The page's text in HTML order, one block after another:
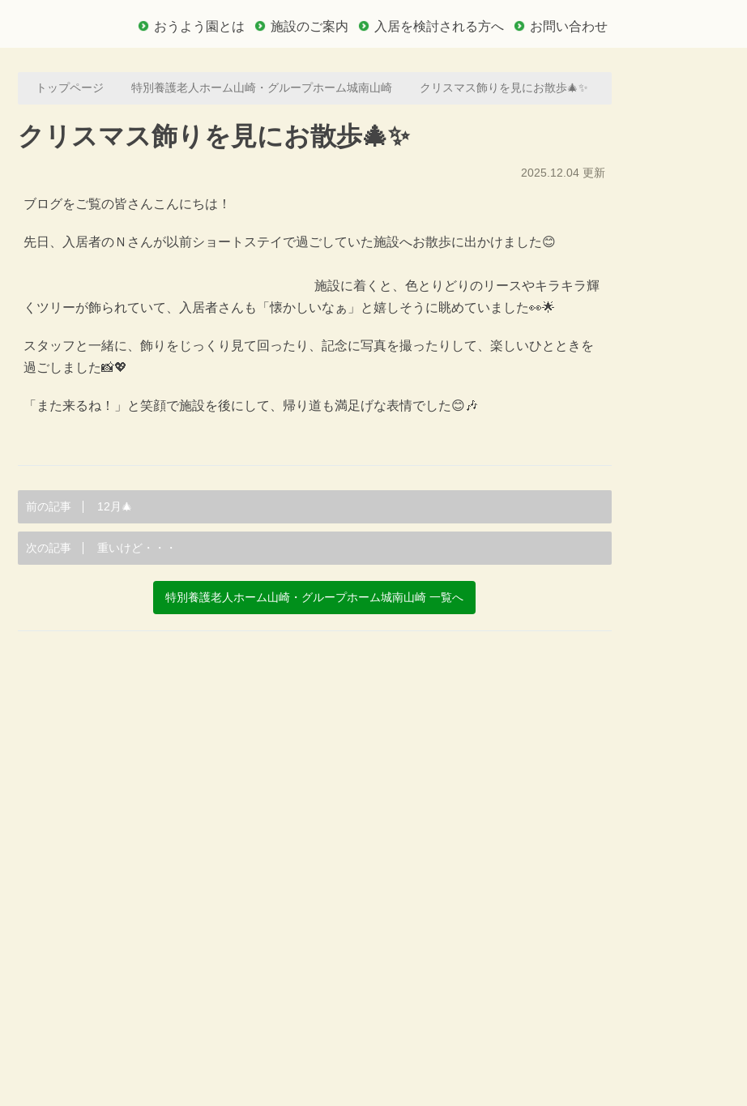
おうよう園とは 施設のご案内 入居を検討される方へ お問い合わせ
トップページ 特別養護老人ホーム山崎・グループホーム城南山崎 クリスマス飾りを見にお散歩🎄✨
クリスマス飾りを見にお散歩🎄✨
2025.12.04 更新
ブログをご覧の皆さんこんにちは！
先日、入居者のＮさんが以前ショートステイで過ごしていた施設へお散歩に出かけました😊
施設に着くと、色とりどりのリースやキラキラ輝
くツリーが飾られていて、入居者さんも「懐かしいなぁ」と嬉しそうに眺めていました👀🌟
スタッフと一緒に、飾りをじっくり見て回ったり、記念に写真を撮ったりして、楽しいひとときを
過ごしました📸💖
「また来るね！」と笑顔で施設を後にして、帰り道も満足げな表情でした😊🎶
前の記事 12月🎄
次の記事 重いけど・・・
特別養護老人ホーム山崎・グループホーム城南山崎 一覧へ